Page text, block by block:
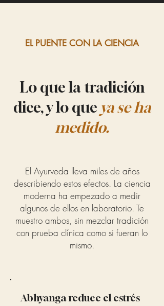
EL PUENTE CON LA CIENCIA
Lo que la tradición
dice, y lo que ya se ha
medido.
El Ayurveda lleva miles de años
describiendo estos efectos. La ciencia
moderna ha empezado a medir
algunos de ellos en laboratorio. Te
muestro ambos, sin mezclar tradición
con prueba clínica como si fueran lo
mismo.
Abhyanga reduce el estrés